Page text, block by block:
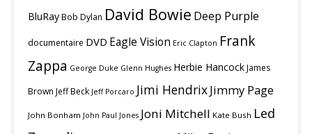
BluRayBob Dylan David Bowie Deep Purple
documentaire DVD Eagle Vision Eric Clapton Frank
Zappa George Duke Glenn Hughes Herbie HancockJames
Brown Jeff Beck Jeff Porcaro Jimi HendrixJimmy Page
John Bonham John Paul Jones Joni Mitchell Kate Bush Led